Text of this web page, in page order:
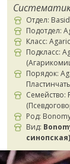
Отдел:
Подотдел:
Класс:
Подкласс:
Порядок:
Семейство:
Род:
Вид:
синопская)